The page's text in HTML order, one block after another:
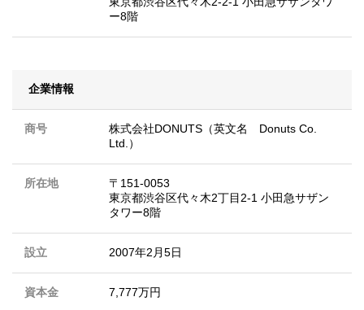
ー8階
企業情報
商号
株式会社DONUTS（英文名 Donuts Co.
Ltd.）
所在地
〒151-0053
東京都渋谷区代々木2丁目2-1 小田急サザン
タワー8階
設立 2007年2月5日
資本金 7,777万円